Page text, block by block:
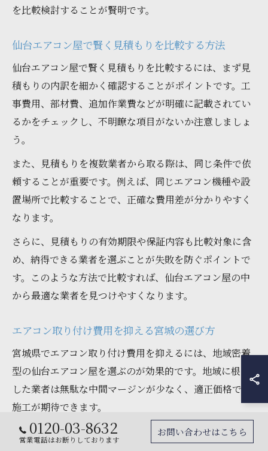
を比較検討することが賢明です。
仙台エアコン屋で賢く見積もりを比較する方法
仙台エアコン屋で賢く見積もりを比較するには、まず見
積もりの内訳を細かく確認することがポイントです。工
事費用、部材費、追加作業費などが明確に記載されてい
るかをチェックし、不明瞭な項目がないか注意しましょ
う。
また、見積もりを複数業者から取る際は、同じ条件で依
頼することが重要です。例えば、同じエアコン機種や設
置場所で比較することで、正確な費用差が分かりやすく
なります。
さらに、見積もりの有効期限や保証内容も比較対象に含
め、納得できる業者を選ぶことが失敗を防ぐポイントで
す。このような方法で比較すれば、仙台エアコン屋の中
から最適な業者を見つけやすくなります。
エアコン取り付け費用を抑える宮城の選び方
宮城県でエアコン取り付け費用を抑えるには、地域密着
型の仙台エアコン屋を選ぶのが効果的です。地域に根ざ
した業者は無駄な中間マージンが少なく、適正価格での
施工が期待できます。
また、補助金制度を活用することも費用削減のポイント
0120-03-8632
営業電話はお断りしております
お問い合わせはこちら